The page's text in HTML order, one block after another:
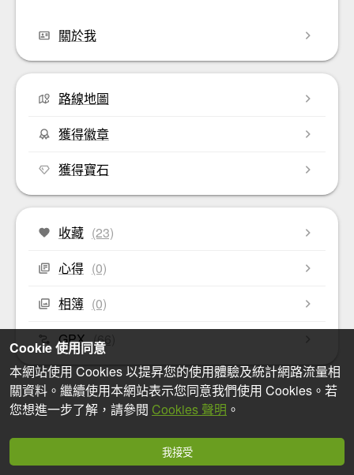
關於我
路線地圖
獲得徽章
獲得寶石
收藏 (23)
心得 (0)
相簿 (0)
GPX (66)
Cookie 使用同意
本網站使用 Cookies 以提昇您的使用體驗及統計網路流量相
關資料。繼續使用本網站表示您同意我們使用 Cookies。若
您想進一步了解，請參閱 Cookies 聲明 。
我接受